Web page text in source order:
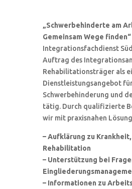
„Schwerbehinderte am
Gemeinsam Wege finden“
Integrationsfachdienst
Auftrag des
Rehabilitationsträger als
Dienstleistungsangebot
Schwerbehinderung und
tätig. Durch qualifizierte
wir mit praxisnahen
– Aufklärung zu
Rehabilitation
– Unterstützung bei
– Informationen zu